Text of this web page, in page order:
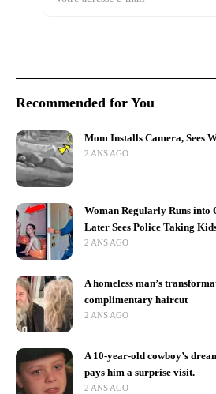
Recommended for You
Mom Installs Camera, Sees
2 ANS AGO
Woman Regularly Runs into
Later Sees Police Taking
2 ANS AGO
A homeless man’s
complimentary haircut
2 ANS AGO
A 10-year-old cowboy’s
pays him a surprise visit.
2 ANS AGO